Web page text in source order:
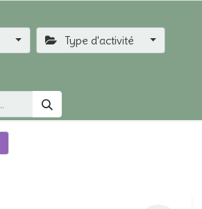
Type d'activité